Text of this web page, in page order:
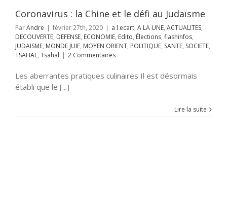
TsahalCoronavirus : la Chine et le défi au Judaïsme
ParAndre | février 27th, 2020 | a l ecart, A LA UNE, ACTUALITES,
DECOUVERTE, DEFENSE, ECONOMIE, Edito, Élections, flashinfos,
JUDAISME, MONDE JUIF, MOYEN ORIENT, POLITIQUE, SANTE, SOCIETE,
TSAHAL, Tsahal | 2 Commentaires
Les aberrantes pratiques culinaires Il est désormais
établi que le [...]
Lire la suite